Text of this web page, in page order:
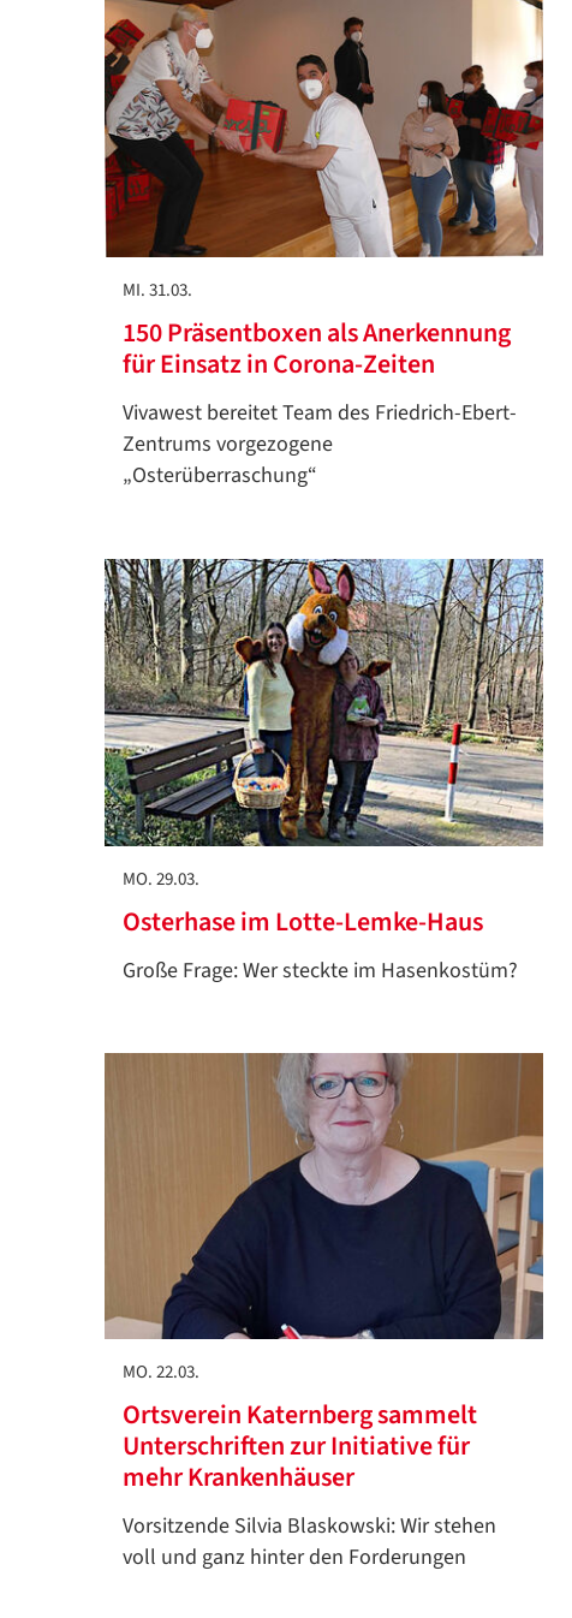
MI. 31.03.
150 Präsentboxen als Anerkennung
für Einsatz in Corona-Zeiten
Vivawest bereitet Team des Friedrich-Ebert-
Zentrums vorgezogene
„Osterüberraschung“
MO. 29.03.
Osterhase im Lotte-Lemke-Haus
Große Frage: Wer steckte im Hasenkostüm?
MO. 22.03.
Ortsverein Katernberg sammelt
Unterschriften zur Initiative für
mehr Krankenhäuser
Vorsitzende Silvia Blaskowski: Wir stehen
voll und ganz hinter den Forderungen